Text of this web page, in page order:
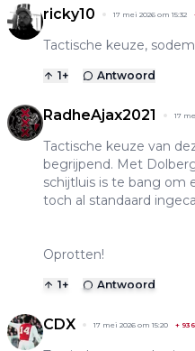
ricky10 17 mei 2026 om 15:32
Tactische keuze,
1+ Antwoord
RadheAjax2021 17
Tactische keuze van
begrijpend. Met
schijtluis is te bang om
toch al standaard
Oprotten!
1+ Antwoord
CDX 17 mei 2026 om 15:20 +